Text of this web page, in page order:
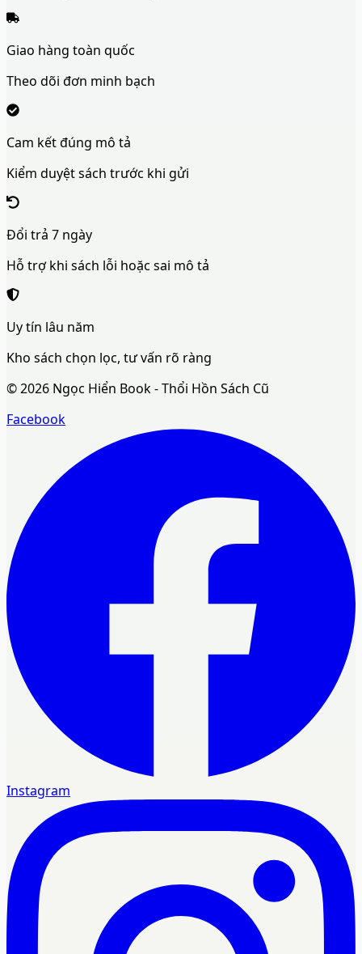
Giao hàng toàn quốc
Theo dõi đơn minh bạch
Cam kết đúng mô tả
Kiểm duyệt sách trước khi gửi
Đổi trả 7 ngày
Hỗ trợ khi sách lỗi hoặc sai mô tả
Uy tín lâu năm
Kho sách chọn lọc, tư vấn rõ ràng
©2026 Ngọc Hiển Book - Thổi Hồn Sách Cũ
Facebook
Instagram